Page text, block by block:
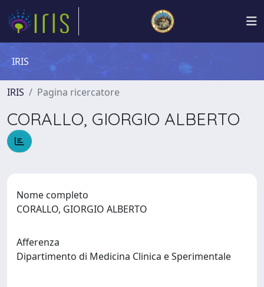
IRIS
IRIS Pagina ricercatore
CORALLO, GIORGIO ALBERTO
Nome completo
CORALLO, GIORGIO ALBERTO
Afferenza
Dipartimento di Medicina Clinica e Sperimentale